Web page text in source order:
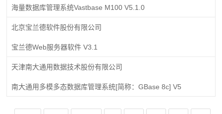
海量数据库管理系统Vastbase M100 V5.1.0
北京宝兰德软件股份有限公司
宝兰德Web服务器软件 V3.1
天津南大通用数据技术股份有限公司
南大通用多模多态数据库管理系统[简称：GBase 8c] V5